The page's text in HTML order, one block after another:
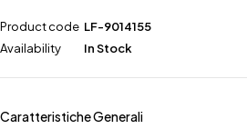
Product code LF-9014155
Availability
In Stock
Caratteristiche Generali